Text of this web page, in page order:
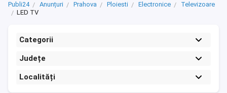
Publi24 Anunțuri Prahova Ploiesti Electronice
Televizoare
LED TV
Categorii
Județe
Localități